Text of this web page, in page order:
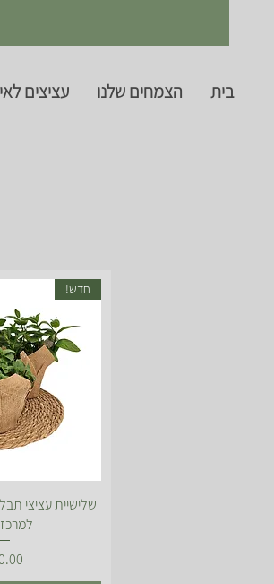
בית הצמחים שלנו עציצים
חדש!
שלישיית עציצי